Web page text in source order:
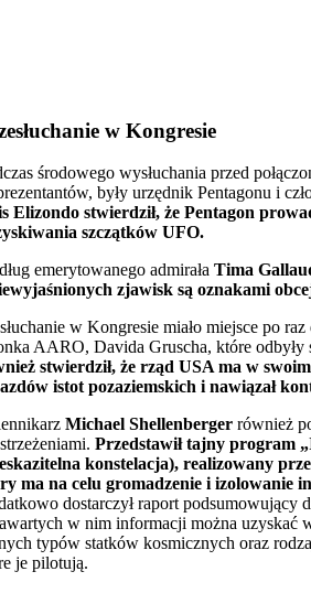
w Kongresie
środowego wysłuchania przed
były urzędnik Pentagonu i
Elizondo stwierdził, że Pentagon
szczątków UFO.
emerytowanego admirała Tima
zjawisk są oznakami
w Kongresie miało miejsce po
AARO, Davida Gruscha, które odbyły
stwierdził, że rząd USA ma w
istot pozaziemskich i nawiązał
Michael Shellenberger również
Przedstawił tajny program
konstelacja), realizowany
ma na celu gromadzenie i izolowanie
dostarczył raport podsumowujący
w nim informacji można uzyskać
typów statków kosmicznych oraz
je pilotują.